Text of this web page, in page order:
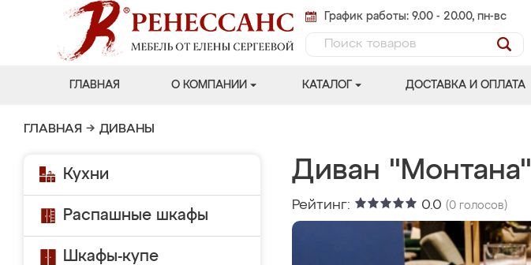
График работы: 9.00 - 20.00, пн-вс
ГЛАВНАЯ О КОМПАНИИ КАТАЛОГ ДОСТАВКА И ОПЛАТА
ГЛАВНАЯ → ДИВАНЫ
Кухни
Распашные шкафы
Шкафы-купе
Диван "Монтана"
Рейтинг: 0.0 (0 голосов)